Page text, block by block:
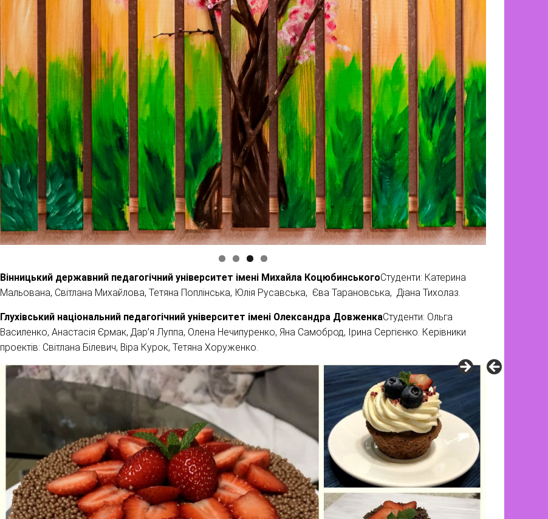
Вінницький державний педагогічний університет імені Михайла КоцюбинськогоСтуденти: Катерина
Мальована, Світлана Михайлова, Тетяна Поплінська, Юлія Русавська, Єва Тарановська, Діана Тихолаз.
Глухівський національний педагогічний університет імені Олександра ДовженкаСтуденти: Ольга
Василенко, Анастасія Єрмак, Дар’я Луппа, Олена Нечипуренко, Яна Самоброд, Ірина Сергієнко. Керівники
проектів: Світлана Білевич, Віра Курок, Тетяна Хоруженко.